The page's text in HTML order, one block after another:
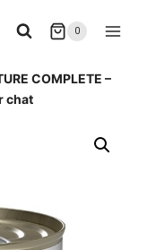
0
COMPLETE –
chat